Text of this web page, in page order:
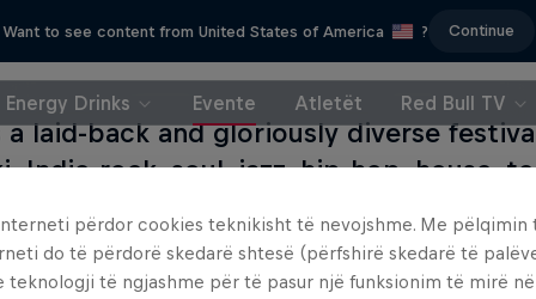
Want to see content from United States of America ? Continue
Energy Drinks Evente Atletët Red Bull TV
a laid-back and gloriously diverse
Indie-rock, soul, jazz, hip-hop, house,
are all represented on a strong bill.
stage features Maya Jane Coles,
as Karenn, DFA's Tim Sweeney, and
përdor cookies teknikisht të nevojshme. Me pëlqimin
do të përdorë skedarë shtesë (përfshirë skedarë të
teknologji të ngjashme për të pasur një funksionim të mirë